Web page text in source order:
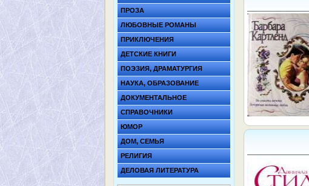
ПРОЗА
ЛЮБОВНЫЕ РОМАНЫ
ПРИКЛЮЧЕНИЯ
ДЕТСКИЕ КНИГИ
ПОЭЗИЯ, ДРАМАТУРГИЯ
НАУКА, ОБРАЗОВАНИЕ
ДОКУМЕНТАЛЬНОЕ
СПРАВОЧНИКИ
ЮМОР
ДОМ, СЕМЬЯ
РЕЛИГИЯ
ДЕЛОВАЯ ЛИТЕРАТУРА